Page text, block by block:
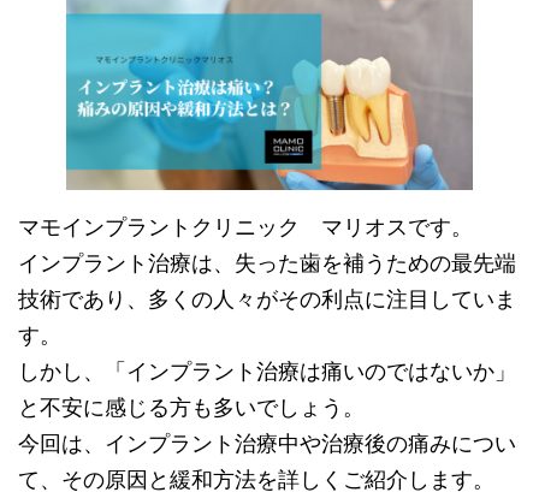
マモインプラントクリニック マリオスです。
インプラント治療は、失った歯を補うための最先端
技術であり、多くの人々がその利点に注目していま
す。
しかし、「インプラント治療は痛いのではないか」
と不安に感じる方も多いでしょう。
今回は、インプラント治療中や治療後の痛みについ
て、その原因と緩和方法を詳しくご紹介します。